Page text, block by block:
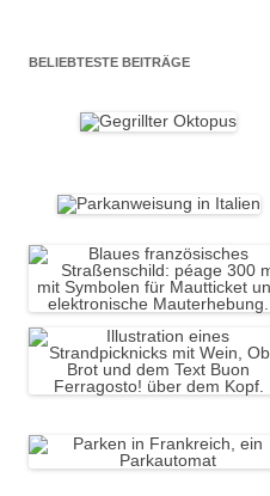
BELIEBTESTE BEITRÄGE